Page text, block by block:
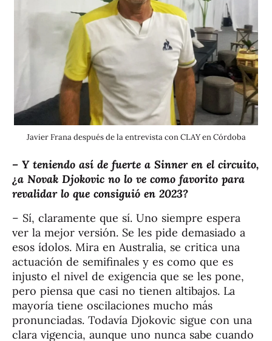
Javier Frana después de la entrevista con CLAY en Córdoba
– Y teniendo así de fuerte a Sinner en el circuito,
¿a Novak Djokovic no lo ve como favorito para
revalidar lo que consiguió en 2023?
– Sí, claramente que sí. Uno siempre espera
ver la mejor versión. Se les pide demasiado a
esos ídolos. Mira en Australia, se critica una
actuación de semifinales y es como que es
injusto el nivel de exigencia que se les pone,
pero piensa que casi no tienen altibajos. La
mayoría tiene oscilaciones mucho más
pronunciadas. Todavía Djokovic sigue con una
clara vigencia, aunque uno nunca sabe cuando